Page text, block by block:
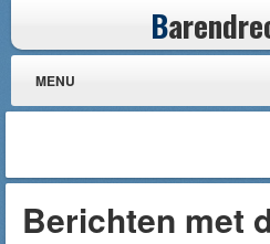
B
MENU
Berichten met